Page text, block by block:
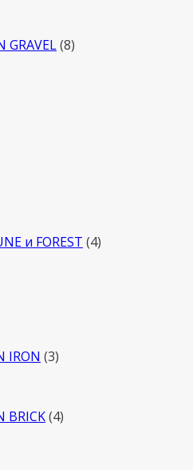
GRAVEL 8
и FOREST 4
IRON 33
BRICK 4товара